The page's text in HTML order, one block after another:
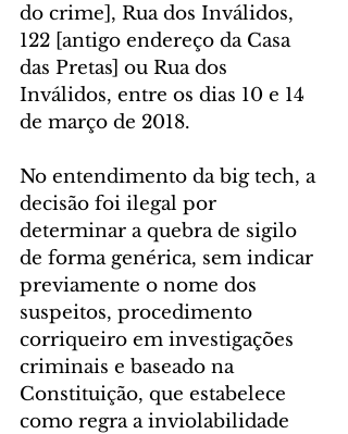
do crime], Rua dos Inválidos,
122 [antigo endereço da Casa
das Pretas] ou Rua dos
Inválidos, entre os dias 10 e 14
de março de 2018.
No entendimento da big tech, a
decisão foi ilegal por
determinar a quebra de sigilo
de forma genérica, sem indicar
previamente o nome dos
suspeitos, procedimento
corriqueiro em investigações
criminais e baseado na
Constituição, que estabelece
como regra a inviolabilidade